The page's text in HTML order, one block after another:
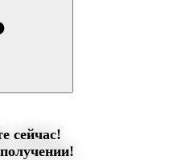
сейчас!